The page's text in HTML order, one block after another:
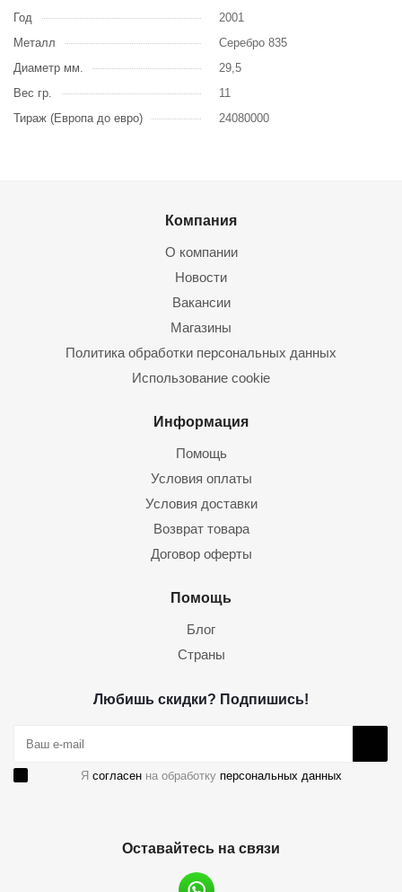
Год
2001
Металл
Серебро 835
Диаметр мм.
29,5
Вес гр.
11
Тираж (Европа до евро)
24080000
Компания
О компании
Новости
Вакансии
Магазины
Политика обработки персональных данных
Использование cookie
Информация
Помощь
Условия оплаты
Условия доставки
Возврат товара
Договор оферты
Помощь
Блог
Страны
Любишь скидки? Подпишись!
Я согласен на обработку персональных данных
Оставайтесь на связи